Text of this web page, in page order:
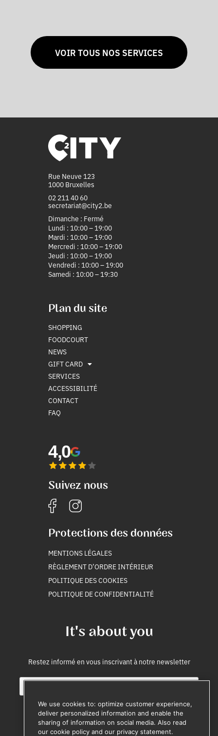
VOIR TOUS NOS SERVICES
Rue Neuve 123
1000 Bruxelles
02 211 40 60
secretariat@city2.be
Dimanche : Fermé
Lundi : 10:00 – 19:00
Mardi : 10:00 – 19:00
Mercredi : 10:00 – 19:00
Jeudi : 10:00 – 19:00
Vendredi : 10:00 – 19:00
Samedi : 10:00 – 19:30
Plan du site
SHOPPING
FOODCOURT
NEWS
GIFT CARD
SERVICES
ACCESSIBILITÉ
CONTACT
FAQ
It's about you
Restez informé en vous inscrivant à notre newsletter
E
M'inscrire
4,0
Suivez nous
Protections des données
MENTIONS LÉGALES
RÈGLEMENT D’ORDRE INTÉRIEUR
POLITIQUE DES COOKIES
POLITIQUE DE CONFIDENTIALITÉ
We use cookies to: optimize customer experience,
deliver personalized information and enable the
sharing of information on social media. Also read
our cookie policy and our privacy statement.